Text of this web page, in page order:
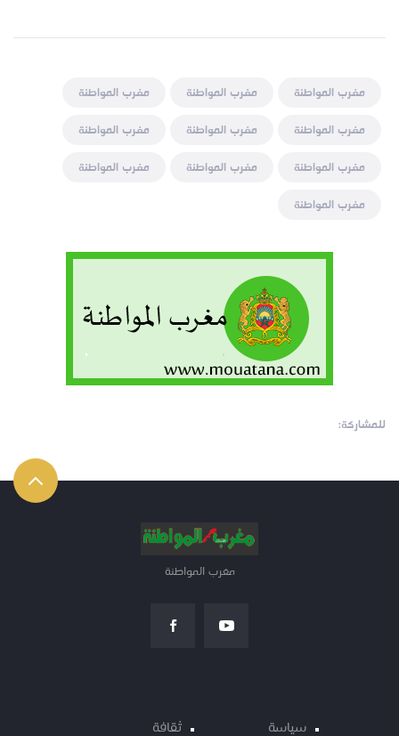
مغرب المواطنة مغرب المواطنة
مغرب المواطنة
مغرب المواطنة
مغرب المواطنة
مغرب المواطنة
مغرب المواطنة
مغرب المواطنة
مغرب المواطنة
مغرب المواطنة
للمشاركة:
مغرب المواطنة
سياسة ثقافة